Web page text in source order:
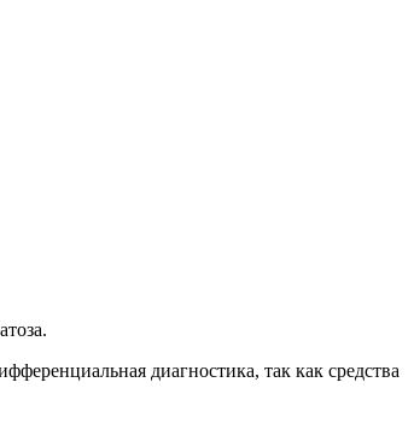
диагностика, так как средства